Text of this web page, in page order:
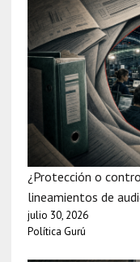
¿Protección o
lineamientos de
julio 30, 2026
Política Gurú